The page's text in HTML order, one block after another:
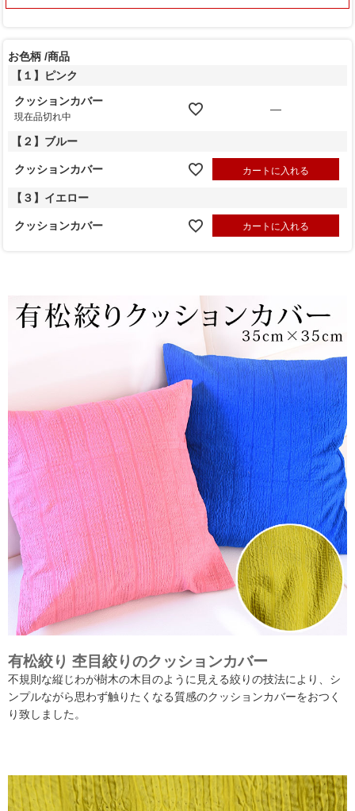
お色柄 商品
【１】ピンク
クッションカバー
現在品切れ中
—
【２】ブルー
クッションカバー カートに入れる
【３】イエロー
クッションカバー カートに入れる
有松絞り 杢目絞りのクッションカバー
不規則な縦じわが樹木の木目のように見える絞りの技法により、シ
ンプルながら思わず触りたくなる質感のクッションカバーをおつく
り致しました。